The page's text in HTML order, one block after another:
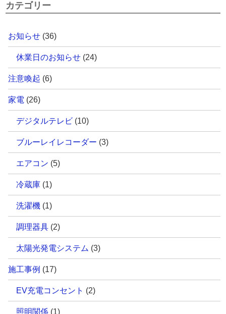
カテゴリー
お知らせ (36)
休業日のお知らせ (24)
注意喚起 (6)
家電 (26)
デジタルテレビ (10)
ブルーレイレコーダー (3)
エアコン (5)
冷蔵庫 (1)
洗濯機 (1)
調理器具 (2)
太陽光発電システム (3)
施工事例 (17)
EV充電コンセント (2)
照明関係 (1)